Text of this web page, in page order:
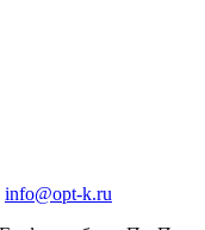
info@opt-k.ru